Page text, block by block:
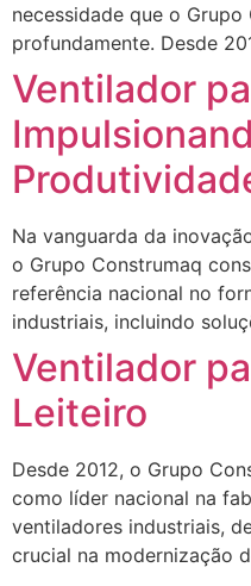
necessidade que o
profundamente. Desde
Ventilador
Na vanguarda da
o Grupo Construmaq
referência nacional no
industriais, incluindo
Ventilador
Leiteiro
Desde 2012, o Grupo
como líder nacional na
ventiladores industriais,
crucial na modernização